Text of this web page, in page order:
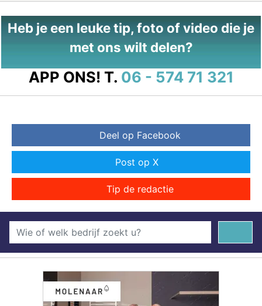
Heb je een leuke tip, foto of video die je
met ons wilt delen?
APP ONS! T. 06 - 574 71 321
Deel op Facebook
Post op X
Tip de redactie